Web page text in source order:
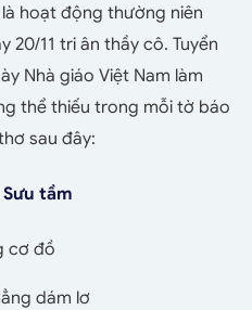
hoạt động thường niên
11 tri ân thầy cô. Tuyển
Nhà giáo Việt Nam làm
thể thiếu trong mỗi tờ báo
sau đây:
tầm
cơ đồ
dám lơ